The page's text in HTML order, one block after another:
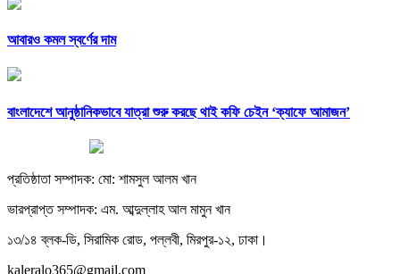
আবারও কমল স্বর্ণের দাম
বাংলাদেশে আনুষ্ঠানিকভাবে যাত্রা শুরু করছে থাই কফি চেইন ‘ক্যাফে আমাজন’
প্রতিষ্ঠাতা সম্পাদক: মো: শামসুল আলম খান
ভারপ্রাপ্ত সম্পাদক: এম. আব্দুল্লাহ আল মামুন খান
১৩/১৪ ব্লক-ডি, সিরামিক রোড, পল্লবী, মিরপুর-১২, ঢাকা।
kaleralo365@gmail.com